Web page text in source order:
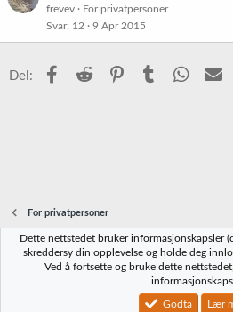
frevev
For privatpersoner
Svar 12 9 Apr 2015
Del: Facebook
Reddit PinterestTumblr
For privatpersoner
Norbrygg-default
Vilkår og regler
Community platform by XenForo® © 2010-2023
Dette nettstedet bruker informasjonskapsler
skreddersy din opplevelse og holde deg
Ved å fortsette og bruke dette
Godta Lær